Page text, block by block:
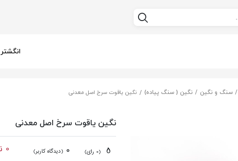
انگشتر
سنگ و نگین نگین ( سنگ پیاده) نگین یاقوت سرخ اصل معدنی
نگین یاقوت سرخ اصل معدنی
(0 رای) 0 (دیدگاه کاربر) 0 نفر